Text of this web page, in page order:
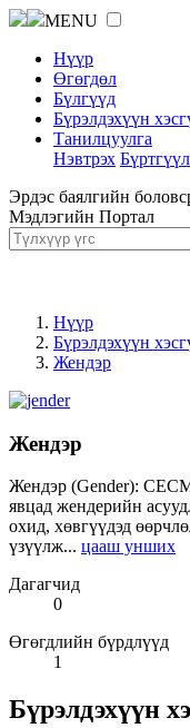
MENU
Нүүр
Өгөгдөл
Бүлгүүд
Бүрэлдэхүүн
Танилцуулга
Нэвтрэх
Эрдэс баялгийн
Мэдлэгийн Портал
Нүүр
Бүрэлдэхүүн
Жендэр
Жендэр
Жендэр (Gender):
явцад жендерийн
охид, хөвгүүдэд
үзүүлж... цааш унших
Дагагчид
0
Өгөгдлийн бүрдлүүд
1
Бүрэлдэхүүн